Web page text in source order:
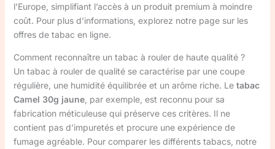
l’Europe, simplifiant l’accès à un produit premium à moindre
coût. Pour plus d’informations, explorez notre page sur les
offres de tabac en ligne.
Comment reconnaître un tabac à rouler de haute qualité ?
Un tabac à rouler de qualité se caractérise par une coupe
régulière, une humidité équilibrée et un arôme riche. Le tabac
Camel 30g jaune, par exemple, est reconnu pour sa
fabrication méticuleuse qui préserve ces critères. Il ne
contient pas d’impuretés et procure une expérience de
fumage agréable. Pour comparer les différents tabacs, notre